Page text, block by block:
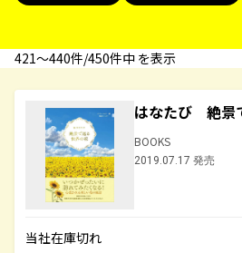
421〜440件/450件中 を表示
はなたび 絶景
BOOKS
2019.07.17 発売
当社在庫切れ